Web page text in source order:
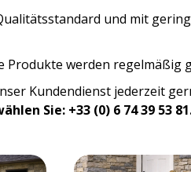
und mit
Produkte werden regelmäßig
Kundendienst jederzeit
Sie: +33 (0) 6 74 39 53